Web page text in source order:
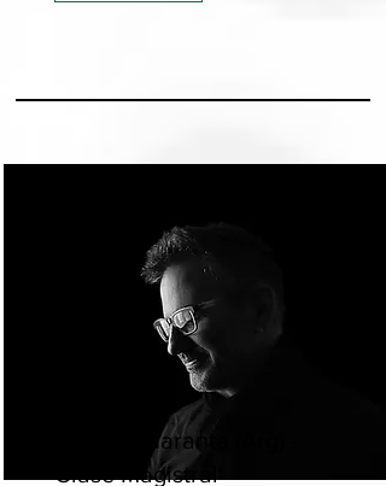
Daniel Quaranta (Arg) -
Clase Magistral